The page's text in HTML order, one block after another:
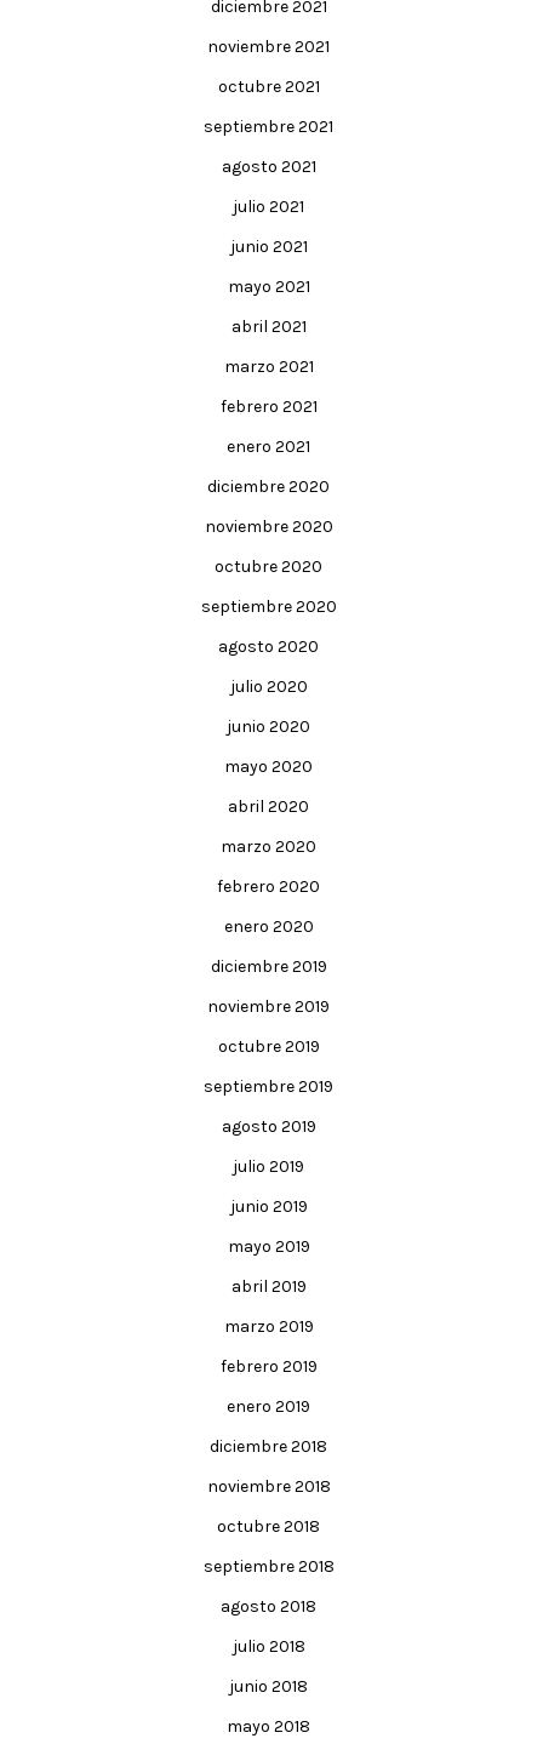
diciembre 2021
noviembre 2021
octubre 2021
septiembre 2021
agosto 2021
julio 2021
junio 2021
mayo 2021
abril 2021
marzo 2021
febrero 2021
enero 2021
diciembre 2020
noviembre 2020
octubre 2020
septiembre 2020
agosto 2020
julio 2020
junio 2020
mayo 2020
abril 2020
marzo 2020
febrero 2020
enero 2020
diciembre 2019
noviembre 2019
octubre 2019
septiembre 2019
agosto 2019
julio 2019
junio 2019
mayo 2019
abril 2019
marzo 2019
febrero 2019
enero 2019
diciembre 2018
noviembre 2018
octubre 2018
septiembre 2018
agosto 2018
julio 2018
junio 2018
mayo 2018